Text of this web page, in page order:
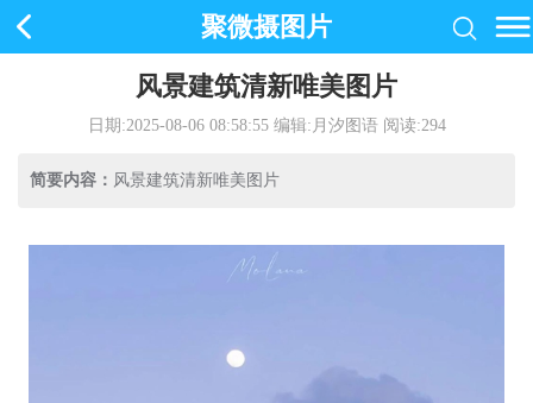
聚微摄图片
风景建筑清新唯美图片
日期:2025-08-06 08:58:55编辑:月汐图语 阅读:294
简要内容： 风景建筑清新唯美图片